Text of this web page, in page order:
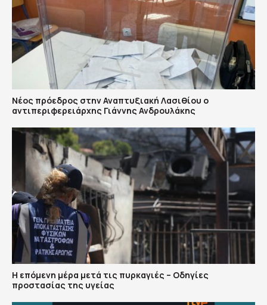
Νέος πρόεδρος στην Αναπτυξιακή Λασιθίου ο
αντιπεριφερειάρχης Γιάννης Ανδρουλάκης
Η επόμενη μέρα μετά τις πυρκαγιές – Οδηγίες
προστασίας της υγείας